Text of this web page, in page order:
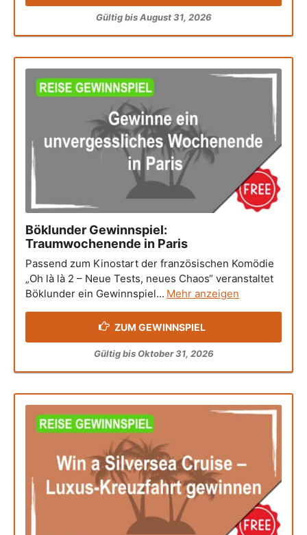
Gültig bis August 31, 2026
Böklunder Gewinnspiel:
Traumwochenende in Paris
Passend zum Kinostart der französischen Komödie
„Oh là là 2 – Neue Tests, neues Chaos“ veranstaltet
Böklunder ein Gewinnspiel... Mehr anzeigen
ZUM GEWINNSPIEL
Gültig bis Oktober 31, 2026